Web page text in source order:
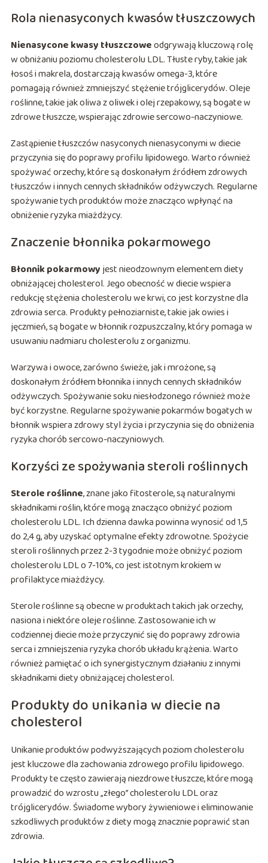
Rola nienasyconych kwasów tłuszczowych
Nienasycone kwasy tłuszczoweodgrywają kluczową rolę
w obniżaniu poziomu cholesterolu LDL. Tłuste ryby, takie jak
łosoś i makrela, dostarczają kwasów omega-3, które
pomagają również zmniejszyć stężenie trójglicerydów. Oleje
roślinne, takie jak oliwa z oliwek i olej rzepakowy, są bogate w
zdrowe tłuszcze, wspierając zdrowie sercowo-naczyniowe.
Zastąpienie tłuszczów nasyconych nienasyconymi w diecie
przyczynia się do poprawy profilu lipidowego. Warto również
spożywać orzechy, które są doskonałym źródłem zdrowych
tłuszczów i innych cennych składników odżywczych. Regularne
spożywanie tych produktów może znacząco wpłynąć na
obniżenie ryzyka miażdżycy.
Znaczenie błonnika pokarmowego
Błonnik pokarmowyjest nieodzownym elementem diety
obniżającej cholesterol. Jego obecność w diecie wspiera
redukcję stężenia cholesterolu we krwi, co jest korzystne dla
zdrowia serca. Produkty pełnoziarniste, takie jak owies i
jęczmień, są bogate w błonnik rozpuszczalny, który pomaga w
usuwaniu nadmiaru cholesterolu z organizmu.
Warzywa i owoce, zarówno świeże, jak i mrożone, są
doskonałym źródłem błonnika i innych cennych składników
odżywczych. Spożywanie soku niesłodzonego również może
być korzystne. Regularne spożywanie pokarmów bogatych w
błonnik wspiera zdrowy styl życia i przyczynia się do obniżenia
ryzyka chorób sercowo-naczyniowych.
Korzyści ze spożywania steroli roślinnych
Sterole roślinne, znane jako fitosterole, są naturalnymi
składnikami roślin, które mogą znacząco obniżyć poziom
cholesterolu LDL. Ich dzienna dawka powinna wynosić od 1,5
do 2,4 g, aby uzyskać optymalne efekty zdrowotne. Spożycie
steroli roślinnych przez 2-3 tygodnie może obniżyć poziom
cholesterolu LDL o 7-10%, co jest istotnym krokiem w
profilaktyce miażdżycy.
Sterole roślinne są obecne w produktach takich jak orzechy,
nasiona i niektóre oleje roślinne. Zastosowanie ich w
codziennej diecie może przyczynić się do poprawy zdrowia
serca i zmniejszenia ryzyka chorób układu krążenia. Warto
również pamiętać o ich synergistycznym działaniu z innymi
składnikami diety obniżającej cholesterol.
Produkty do unikania w diecie na
cholesterol
Unikanie produktów podwyższających poziom cholesterolu
jest kluczowe dla zachowania zdrowego profilu lipidowego.
Produkty te często zawierają niezdrowe tłuszcze, które mogą
prowadzić do wzrostu „złego” cholesterolu LDL oraz
trójglicerydów. Świadome wybory żywieniowe i eliminowanie
szkodliwych produktów z diety mogą znacznie poprawić stan
zdrowia.